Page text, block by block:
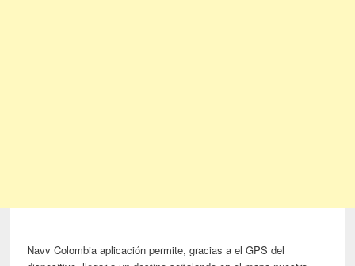
Navv Colombia aplicación permite, gracias a el GPS del